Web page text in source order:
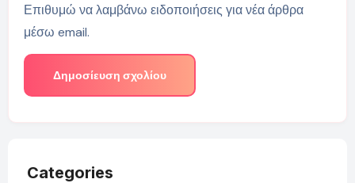
Επιθυμώ να λαμβάνω ειδοποιήσεις για νέα άρθρα
μέσω email.
Categories